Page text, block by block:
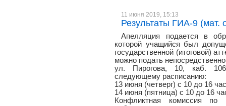
11 июня 2019, 15:13
Результаты ГИА-9 (мат.
Апелляция подается в
которой учащийся был
государственной (итоговой)
можно подать
ул. Пирогова, 10, каб.
следующему расписанию:
13 июня (четверг) с 10 до 16
14 июня (пятница) с 10 до 16
Конфликтная комиссия по